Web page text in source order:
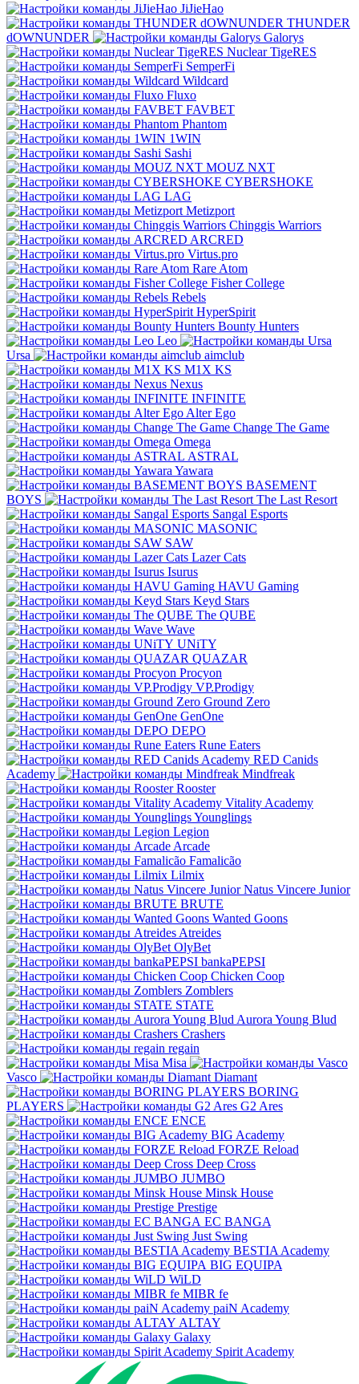
JiJieHao
THUNDER
dOWNUNDER
Galorys
Nuclear TigeRES
SemperFi
Wildcard
Fluxo
FAVBET
Phantom
1WIN
Sashi
MOUZ NXT
CYBERSHOKE
LAG
Metizport
Chinggis Warriors
ARCRED
Virtus.pro
Rare Atom
Fisher College
Rebels
HyperSpirit
Bounty Hunters
Leo
Ursa
aimclub
M1X KS
Nexus
INFINITE
Alter Ego
Change The Game
Omega
ASTRAL
Yawara
BASEMENT
BOYS
The Last Resort
Sangal Esports
MASONIC
SAW
Lazer Cats
Isurus
HAVU Gaming
Keyd Stars
The QUBE
Wave
UNiTY
QUAZAR
Procyon
VP.Prodigy
Ground Zero
GenOne
DEPO
Rune Eaters
RED Canids
Academy
Mindfreak
Rooster
Vitality Academy
Younglings
Legion
Arcade
Famalicão
Lilmix
Natus Vincere Junior
BRUTE
Wanted Goons
Atreides
OlyBet
bankaPEPSI
Chicken Coop
Zomblers
STATE
Aurora Young Blud
Crashers
regain
Misa
Vasco
Diamant
BORING
PLAYERS
G2 Ares
ENCE
BIG Academy
FORZE Reload
Deep Cross
JUMBO
Minsk House
Prestige
EC BANGA
Just Swing
BESTIA Academy
BIG EQUIPA
WiLD
MIBR fe
paiN Academy
ALTAY
Galaxy
Spirit Academy